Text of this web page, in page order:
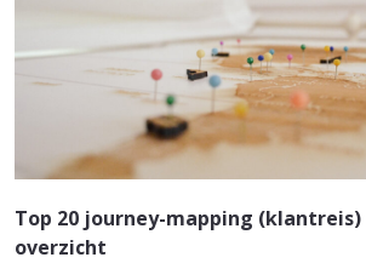
Top 20 journey-mapping (klantreis)
overzicht